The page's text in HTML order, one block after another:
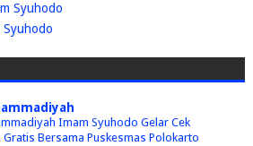
Syuhodo
Syuhodo
Imam Syuhodo Gelar Cek
Gratis Bersama Puskesmas Polokarto